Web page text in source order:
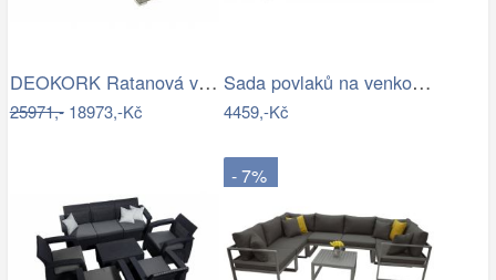
DEOKORK Ratanová variabilní sestava…
25971,-18973,-Kč
Sada povlaků na venkovní polštáře…
4459,-Kč
- 7%